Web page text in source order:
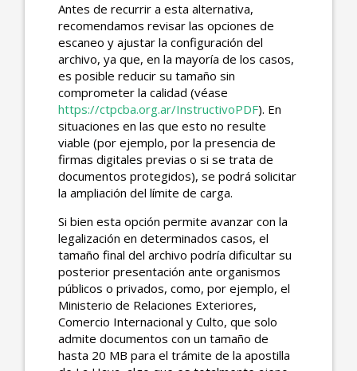
Antes de recurrir a esta alternativa,
recomendamos revisar las opciones de
escaneo y ajustar la configuración del
archivo, ya que, en la mayoría de los casos,
es posible reducir su tamaño sin
comprometer la calidad (véase
https://ctpcba.org.ar/InstructivoPDF). En
situaciones en las que esto no resulte
viable (por ejemplo, por la presencia de
firmas digitales previas o si se trata de
documentos protegidos), se podrá solicitar
la ampliación del límite de carga.
Si bien esta opción permite avanzar con la
legalización en determinados casos, el
tamaño final del archivo podría dificultar su
posterior presentación ante organismos
públicos o privados, como, por ejemplo, el
Ministerio de Relaciones Exteriores,
Comercio Internacional y Culto, que solo
admite documentos con un tamaño de
hasta 20 MB para el trámite de la apostilla